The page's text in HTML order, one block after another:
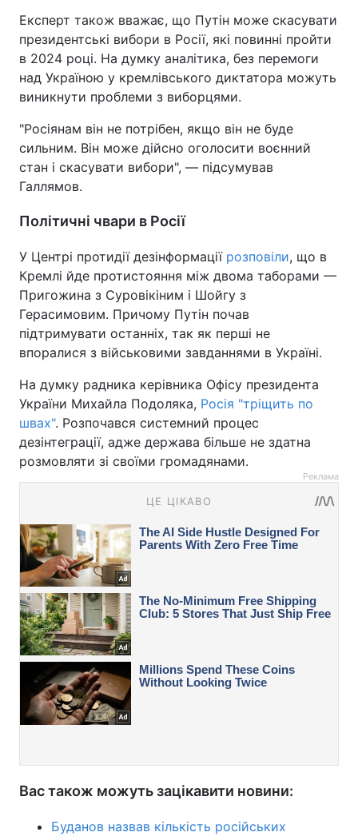
Експерт також вважає, що Путін може скасувати
президентські вибори в Росії, які повинні пройти
в 2024 році. На думку аналітика, без перемоги
над Україною у кремлівського диктатора можуть
виникнути проблеми з виборцями.
"Росіянам він не потрібен, якщо він не буде
сильним. Він може дійсно оголосити воєнний
стан і скасувати вибори", — підсумував
Галлямов.
Політичні чвари в Росії
У Центрі протидії дезінформації розповіли, що в
Кремлі йде протистояння між двома таборами —
Пригожина з Суровікіним і Шойгу з
Герасимовим. Причому Путін почав
підтримувати останніх, так як перші не
впоралися з військовими завданнями в Україні.
На думку радника керівника Офісу президента
України Михайла Подоляка, Росія "тріщить по
швах". Розпочався системний процес
дезінтеграції, адже держава більше не здатна
розмовляти зі своїми громадянами.
Реклама
Вас також можуть зацікавити новини:
Буданов назвав кількість російських